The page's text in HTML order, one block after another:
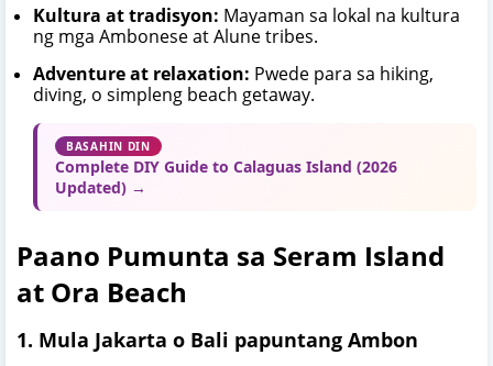
Kultura at tradisyon: Mayaman sa lokal na kultura
ng mga Ambonese at Alune tribes.
Adventure at relaxation: Pwede para sa hiking,
diving, o simpleng beach getaway.
BASAHIN DIN
Complete DIY Guide to Calaguas Island (2026
Updated) →
Paano Pumunta sa Seram Island
at Ora Beach
1. Mula Jakarta o Bali papuntang Ambon